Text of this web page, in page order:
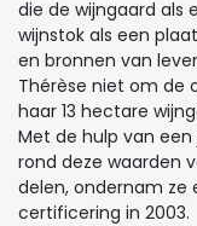
die de wijngaard als
wijnstok als een
en bronnen van
Thérèse niet om de
haar 13 hectare
Met de hulp van
rond deze waarden
delen, ondernam ze
certificering in 2003.